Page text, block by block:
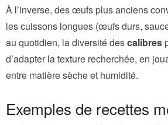
À l’inverse, des œufs plus anciens
les cuissons longues (œufs durs,
au quotidien, la diversité descalibres
d’adapter la texture recherchée, en
entre matière sèche et humidité.
Exemples de recettes